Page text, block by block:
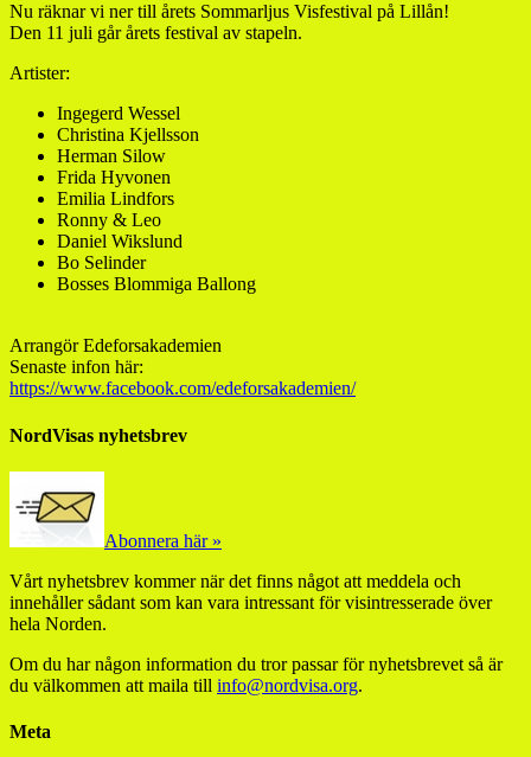
Nu räknar vi ner till årets Sommarljus Visfestival på Lillån!
Den 11 juli går årets festival av stapeln.
Artister:
Ingegerd Wessel
Christina Kjellsson
Herman Silow
Frida Hyvonen
Emilia Lindfors
Ronny & Leo
Daniel Wikslund
Bo Selinder
Bosses Blommiga Ballong
Arrangör Edeforsakademien
Senaste infon här:
https://www.facebook.com/edeforsakademien/
NordVisas nyhetsbrev
Abonnera här »
Vårt nyhetsbrev kommer när det finns något att meddela och
innehåller sådant som kan vara intressant för visintresserade över
hela Norden.
Om du har någon information du tror passar för nyhetsbrevet så är
du välkommen att maila till info@nordvisa.org.
Meta